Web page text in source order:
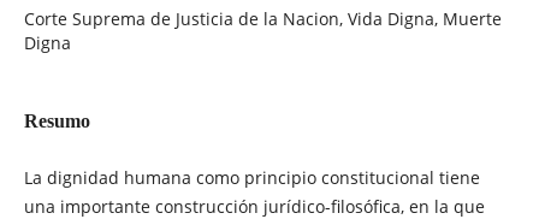
Corte Suprema de Justicia de la Nacion, Vida Digna, Muerte
Digna
Resumo
La dignidad humana como principio constitucional tiene
una importante construcción jurídico-filosófica, en la que